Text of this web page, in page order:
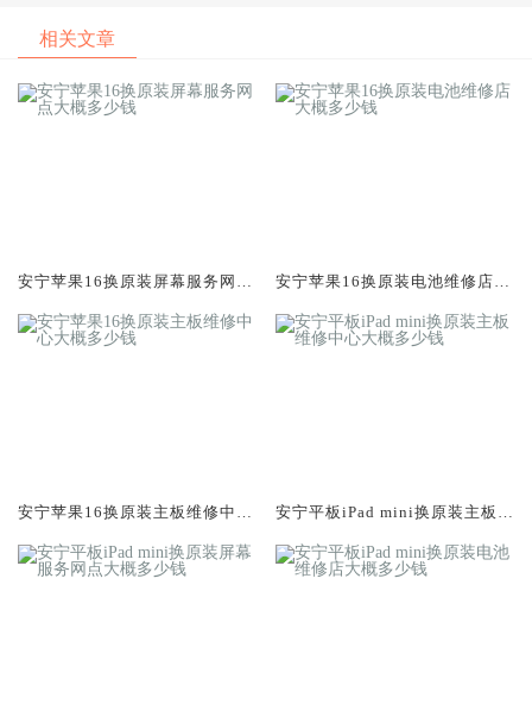
相关文章
安宁苹果16换原装屏幕服务网点
安宁苹果16换原装电池维修店大
安宁苹果16换原装主板维修中心
安宁平板iPad mini换原装主板维